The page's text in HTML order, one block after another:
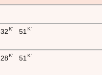
32K' 51 K'
28K' 51 K'